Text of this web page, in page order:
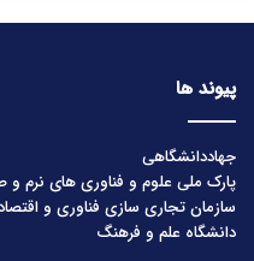
پیوند ها
جهاددانشگاهی
پارک ملی علوم و فناوری های نرم و
سازمان تجاری سازی فناوری و
دانشگاه علم و فرهنگ